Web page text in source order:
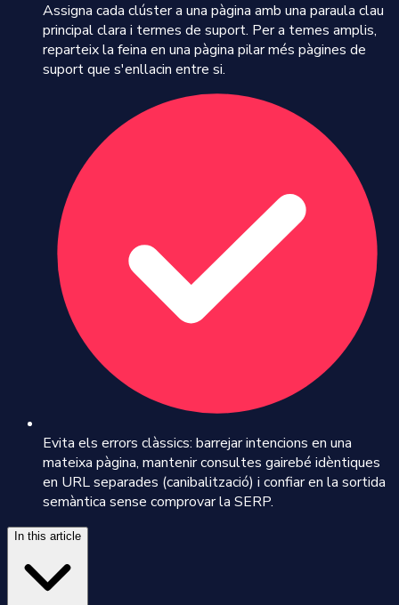
Assigna cada clúster a una pàgina amb una paraula clau
principal clara i termes de suport. Per a temes amplis,
reparteix la feina en una pàgina pilar més pàgines de
suport que s'enllacin entre si.
Evita els errors clàssics: barrejar intencions en una
mateixa pàgina, mantenir consultes gairebé idèntiques
en URL separades (canibalització) i confiar en la sortida
semàntica sense comprovar la SERP.
In this article